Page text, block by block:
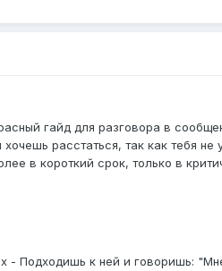
гайд для разговора в
расстаться, так как тебя не
в короткий срок, только в
- Подходишь к ней и говоришь: